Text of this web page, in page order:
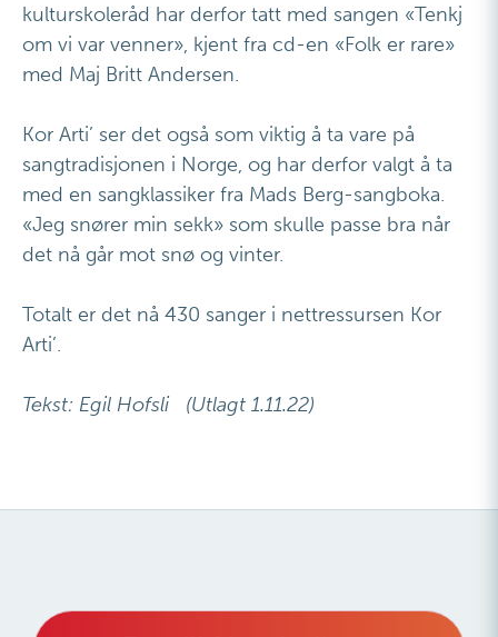
kulturskoleråd har derfor tatt med sangen «Tenkj
om vi var venner», kjent fra cd-en «Folk er rare»
med Maj Britt Andersen.
Kor Arti’ ser det også som viktig å ta vare på
sangtradisjonen i Norge, og har derfor valgt å ta
med en sangklassiker fra Mads Berg-sangboka.
«Jeg snører min sekk» som skulle passe bra når
det nå går mot snø og vinter.
Totalt er det nå 430 sanger i nettressursen Kor
Arti’.
Tekst: Egil Hofsli (Utlagt 1.11.22)